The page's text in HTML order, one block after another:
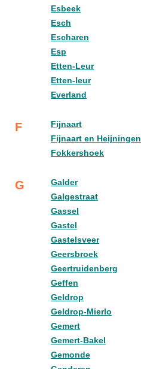
Esbeek
Esch
Escharen
Esp
Etten-Leur
Etten-leur
Everland
F
Fijnaart
Fijnaart en Heijningen
Fokkershoek
G
Galder
Galgestraat
Gassel
Gastel
Gastelsveer
Geersbroek
Geertruidenberg
Geffen
Geldrop
Geldrop-Mierlo
Gemert
Gemert-Bakel
Gemonde